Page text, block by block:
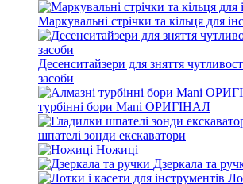
Маркувальні стрічки та кільця для
Десенситайзери для зняття
засоби
турбінні бори Mani ОРИГІНАЛ
шпателі зонди екскаватори
Ножиці
Дзеркала та